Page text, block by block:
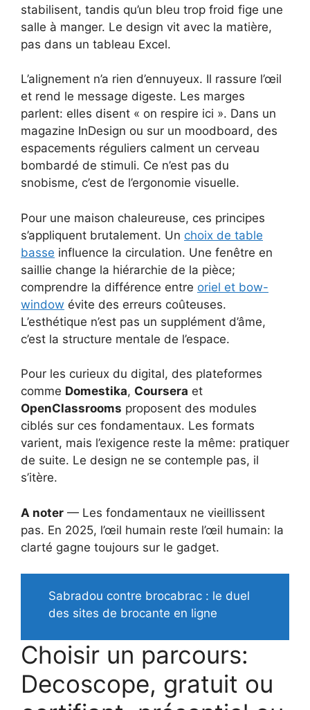
stabilisent, tandis qu’un bleu trop froid fige une
salle à manger. Le design vit avec la matière,
pas dans un tableau Excel.
L’alignement n’a rien d’ennuyeux. Il rassure l’œil
et rend le message digeste. Les marges
parlent: elles disent « on respire ici ». Dans un
magazine InDesign ou sur un moodboard, des
espacements réguliers calment un cerveau
bombardé de stimuli. Ce n’est pas du
snobisme, c’est de l’ergonomie visuelle.
Pour une maison chaleureuse, ces principes
s’appliquent brutalement. Un choix de table
basse influence la circulation. Une fenêtre en
saillie change la hiérarchie de la pièce;
comprendre la différence entre oriel et bow-
window évite des erreurs coûteuses.
L’esthétique n’est pas un supplément d’âme,
c’est la structure mentale de l’espace.
Pour les curieux du digital, des plateformes
comme Domestika, Coursera et
OpenClassrooms proposent des modules
ciblés sur ces fondamentaux. Les formats
varient, mais l’exigence reste la même: pratiquer
de suite. Le design ne se contemple pas, il
s’itère.
A noter — Les fondamentaux ne vieillissent
pas. En 2025, l’œil humain reste l’œil humain: la
clarté gagne toujours sur le gadget.
Sabradou contre brocabrac : le duel
des sites de brocante en ligne
Choisir un parcours:
Decoscope, gratuit ou